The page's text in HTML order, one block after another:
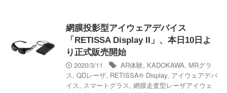
網膜投影型アイウェアデバイス
「RETISSA Display II」、本日10日よ
り正式販売開始
2020/3/11
AR体験, KADOKAWA, MRグラ
ス, QDレーザ, RETISSA® Display, アイウェアデバ
イス, スマートグラス, 網膜走査型レーザアイウェ